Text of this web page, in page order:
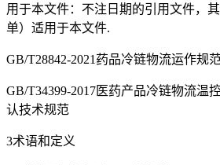
用于本文件：不注日期的引用文件，
单）适用于本文件.
GB/T28842-2021药品冷链物流运作规
GB/T34399-2017医药产品冷链物流温
认技术规范
3术语和定义